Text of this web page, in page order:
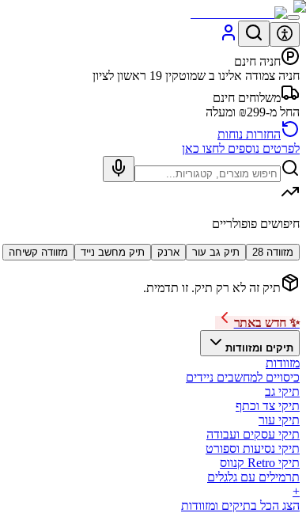
חניה חינם
חניה צמודה אלינו ב שמוטקין 19 ראשון לציון
משלוחים חינם
החל מ-₪299 ומעלה
החזרות נוחות
לפרטים נוספים לחצו כאן
חיפושים פופולריים
מזוודה 28 תיק גב עור ארנק תיק מחשב נייד מזוודה קשיחה
תיק זה לא רק תיק. זו תדמית.
✨ חדש באתר
תיקים ומזוודות
מזוודות
כיסויים למחשבים ניידים
תיקי גב
תיקי צד וכתף
תיקי עור
תיקי עסקים ועבודה
תיקי נסיעות וספורט
תיקי Retro קנווס
תרמילים עם גלגלים
+
הצג הכל בתיקים ומזוודות